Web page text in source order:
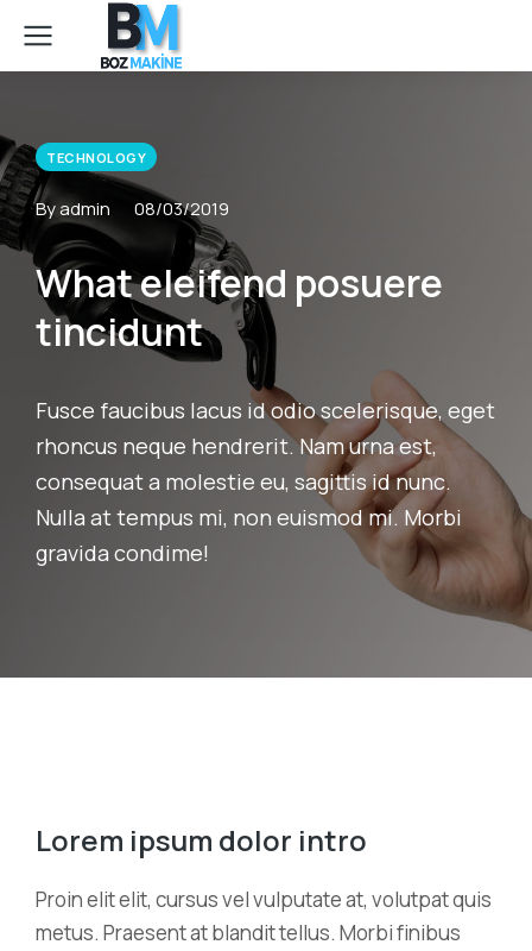
TECHNOLOGY
By admin 08/03/2019
What eleifend posuere
tincidunt
Fusce faucibus lacus id odio scelerisque, eget
rhoncus neque hendrerit. Nam urna est,
consequat a molestie eu, sagittis id nunc.
Nulla at tempus mi, non euismod mi. Morbi
gravida condime!
Lorem ipsum dolor intro
Proin elit elit, cursus vel vulputate at, volutpat quis
metus. Praesent at blandit tellus. Morbi finibus